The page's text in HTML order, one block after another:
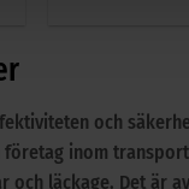
och
företag inom
och läckage. Det är